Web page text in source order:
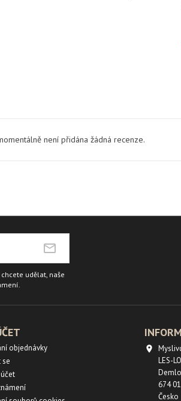
není přidána žádná recenze.
udělat, naše
objednávky
se

LES-
674
Česko